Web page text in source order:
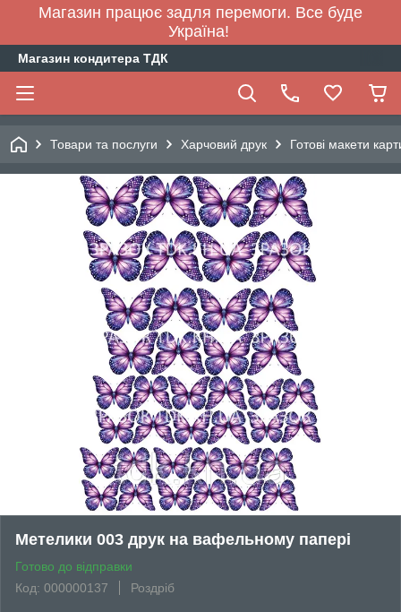
Магазин працює задля перемоги. Все буде
Україна!
Магазин кондитера ТДК
Товари та послуги Харчовий друк Готові макети
Метелики 003 друк на вафельному папері
Готово до відправки
Код: 000000137
Роздріб